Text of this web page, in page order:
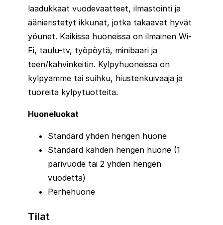
laadukkaat vuodevaatteet, ilmastointi ja
äänieristetyt ikkunat, jotka takaavat hyvät
yöunet. Kaikissa huoneissa on ilmainen Wi-
Fi, taulu-tv, työpöytä, minibaari ja
teen/kahvinkeitin. Kylpyhuoneissa on
kylpyamme tai suihku, hiustenkuivaaja ja
tuoreita kylpytuotteita.
Huoneluokat
Standard yhden hengen huone
Standard kahden hengen huone (1
parivuode tai 2 yhden hengen
vuodetta)
Perhehuone
Tilat